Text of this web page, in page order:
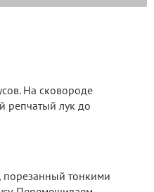
На сковороде
репчатый лук до
порезанный тонкими